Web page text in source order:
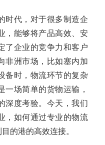
时代，对于很多制造企
，能够将产品高效、安
了企业的竞争力和客户
非洲市场，比如塞内加
备时，物流环节的复杂
场简单的货物运输，
深度考验。今天，我们
，如何通过专业的物流
的港的高效连接。